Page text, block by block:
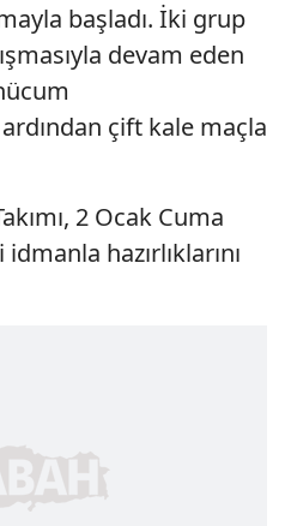
başladı. İki grup
devam eden
çift kale maçla
2 Ocak Cuma
hazırlıklarını